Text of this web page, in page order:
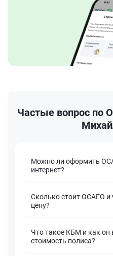
Частые вопрос по
Можно ли оформить
интернет?
Сколько стоит ОСАГО и
цену?
Что такое КБМ и как он
стоимость полиса?